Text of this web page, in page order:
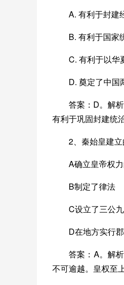
A. 有利于封建
B. 有利于国家
C. 有利于以华
D. 奠定了中国
答案：D。解
有利于巩固封建统
2、秦始皇建
A确立皇帝权
B制定了律法
C设立了三公
D在地方实行
答案：A。解
不可逾越。皇权至